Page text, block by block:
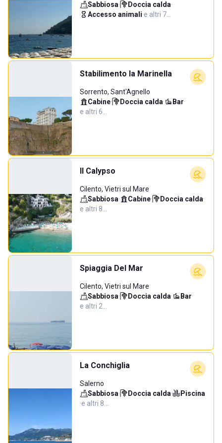
Sabbiosa· Doccia calda·
Accesso animali·e altri 7…
Stabilimento la Marinella
Sorrento, Sant'Agnello
Cabine· Doccia calda· Bar·
e altri 6…
Il Calypso
Cilento, Vietri sul Mare
Sabbiosa· Cabine· Doccia calda·
e altri 8…
Spiaggia Del Mar
Cilento, Vietri sul Mare
Sabbiosa· Doccia calda· Bar·
e altri 2…
La Conchiglia
Salerno
Sabbiosa· Doccia calda·
Piscina
·e altri 8…